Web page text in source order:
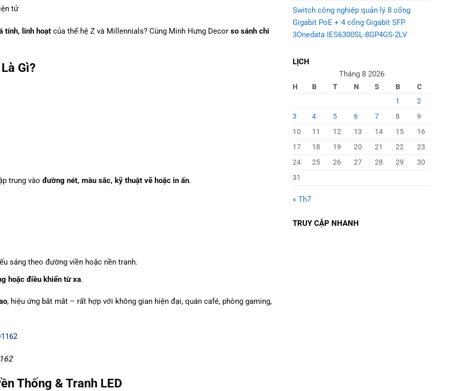
tử
tính, linh hoạt của thế hệ Z và Millennials? Cùng Minh Hưng Decorso sánh chi
Gì?
trung vào đường nét, màu sắc, kỹ thuật vẽ hoặc in ấn.
sáng theo đường viền hoặc nền tranh.
hoặc điều khiển từ xa.
, hiệu ứng bắt mắt – rất hợp với không gian hiện đại, quán café, phòng gaming,
Thống & Tranh LED
Switch công nghiệp quản lý 8 cổng
Gigabit PoE + 4 cổng Gigabit SFP
3Onedata IES6300SL-8GP4GS-2LV
LỊCH
Tháng 8 2026
H B T N S B
C
1
2
3
4 5 6 7 8
9
10
11 12 13 14 15
16
17
18 19 20 21 22
23
24
25 26 27 28 29
30
31
« Th7
TRUY CẬP NHANH